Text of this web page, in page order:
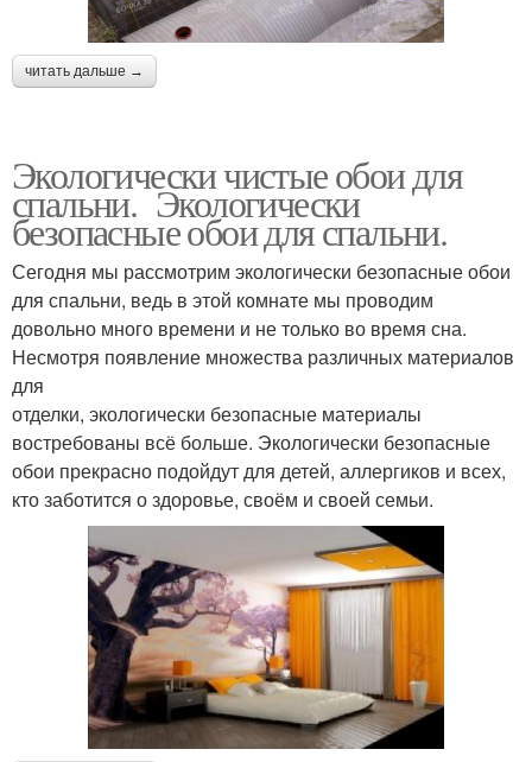
читать дальше →
Экологически чистые обои для
спальни. Экологически
безопасные обои для спальни.
Сегодня мы рассмотрим экологически безопасные обои
для спальни, ведь в этой комнате мы проводим
довольно много времени и не только во время сна.
Несмотря появление множества различных материалов
для
отделки, экологически безопасные материалы
востребованы всё больше. Экологически безопасные
обои прекрасно подойдут для детей, аллергиков и всех,
кто заботится о здоровье, своём и своей семьи.